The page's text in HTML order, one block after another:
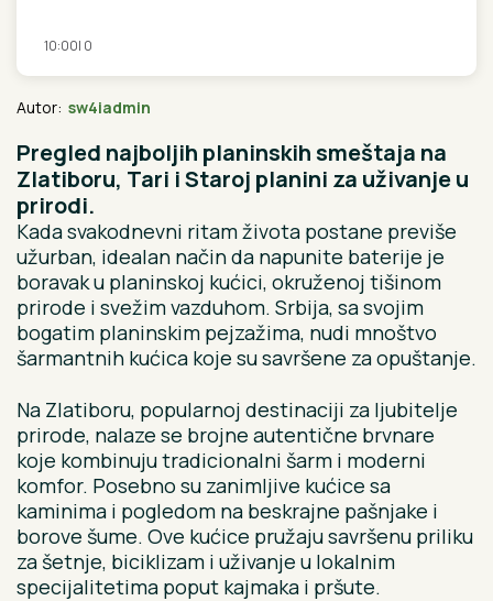
10:00| 0
Autor: sw4iadmin
Pregled najboljih planinskih smeštaja na
Zlatiboru, Tari i Staroj planini za uživanje u
prirodi.
Kada svakodnevni ritam života postane previše
užurban, idealan način da napunite baterije je
boravak u planinskoj kućici, okruženoj tišinom
prirode i svežim vazduhom. Srbija, sa svojim
bogatim planinskim pejzažima, nudi mnoštvo
šarmantnih kućica koje su savršene za opuštanje.
Na Zlatiboru, popularnoj destinaciji za ljubitelje
prirode, nalaze se brojne autentične brvnare
koje kombinuju tradicionalni šarm i moderni
komfor. Posebno su zanimljive kućice sa
kaminima i pogledom na beskrajne pašnjake i
borove šume. Ove kućice pružaju savršenu priliku
za šetnje, biciklizam i uživanje u lokalnim
specijalitetima poput kajmaka i pršute.